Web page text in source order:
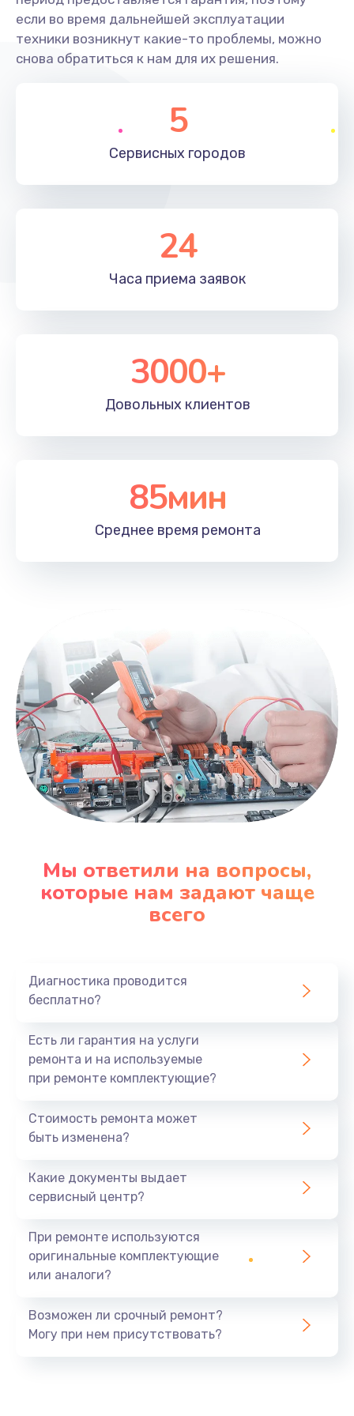
если во время дальнейшей эксплуатации
техники возникнут какие-то проблемы, можно
снова обратиться к нам для их решения.
5
Сервисных городов
24
Часа приема заявок
3000+
Довольных клиентов
85мин
Среднее время ремонта
Мы ответили на вопросы,
которые нам задают чаще
всего
Диагностика проводится
бесплатно?
Есть ли гарантия на услуги
ремонта и на используемые
при ремонте комплектующие?
Стоимость ремонта может
быть изменена?
Какие документы выдает
сервисный центр?
При ремонте используются
оригинальные комплектующие
или аналоги?
Возможен ли срочный ремонт?
Могу при нем присутствовать?